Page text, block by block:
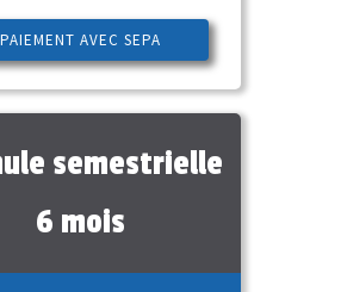
PAIEMENT AVEC SEPA
semestrielle
6 mois